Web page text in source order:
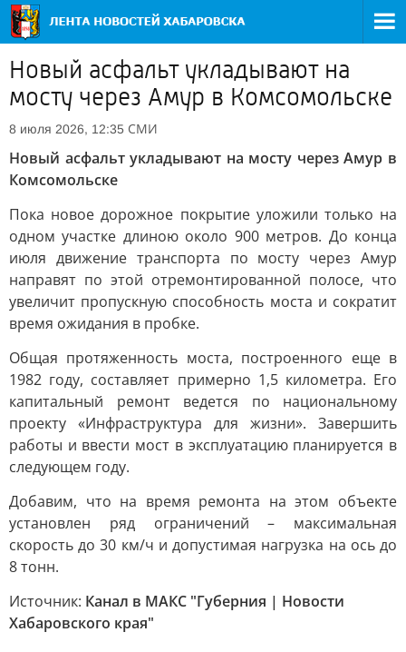
Новый асфальт укладывают на
мосту через Амур в Комсомольске
8 июля 2026, 12:35 СМИ
Новый асфальт укладывают на мосту через Амур в
Комсомольске
Пока новое дорожное покрытие уложили только на
одном участке длиною около 900 метров. До конца
июля движение транспорта по мосту через Амур
направят по этой отремонтированной полосе, что
увеличит пропускную способность моста и сократит
время ожидания в пробке.
Общая протяженность моста, построенного еще в
1982 году, составляет примерно 1,5 километра. Его
капитальный ремонт ведется по национальному
проекту «Инфраструктура для жизни». Завершить
работы и ввести мост в эксплуатацию планируется в
следующем году.
Добавим, что на время ремонта на этом объекте
установлен ряд ограничений – максимальная
скорость до 30 км/ч и допустимая нагрузка на ось до
8 тонн.
Источник: Канал в МАКС "Губерния | Новости
Хабаровского края"